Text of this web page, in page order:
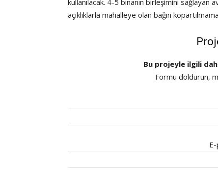
kullanılacak. 4-5 binanın birleşimini
açıklıklarla mahalleye olan bağın
Bu projeyle ilgili
Formu doldurun,